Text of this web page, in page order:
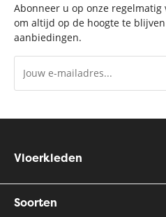
Abonneer u op onze
om altijd op de hoogte te
aanbiedingen.
Vloerkleden
Soorten